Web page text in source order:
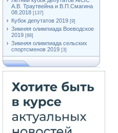
А.В. Траутвейна и В.П.Смагина
08.2018 [137]
Кубок депутатов 2019 [9]
Зимняя олимпиада Воеводское
2019 [88]
Зимняя олимпиада сельских
спортсменов 2019 [3]